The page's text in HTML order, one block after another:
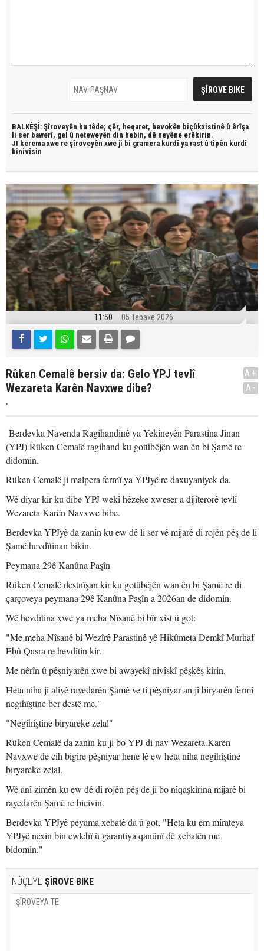
BALKÊŞÎ: Şîroveyên ku têde; çêr, heqaret, hevokên biçûkxistinê û êrîşa
li ser bawerî, gel û neteweyên din hebin, dê neyêne erêkirin.
JI kerema xwe re şîroveyên xwe jî bi gramera kurdî ya rast û tîpên kurdî
binivîsin
11:50 05 Tebaxe 2026
Rûken Cemalê bersiv da: Gelo YPJ tevlî
Wezareta Karên Navxwe dibe?
.
A+
A-
Berdevka Navenda Ragihandinê ya Yekîneyên Parastina Jinan
(YPJ) Rûken Cemalê ragihand ku gotûbêjên wan ên bi Şamê re
didomin.
Rûken Cemalê ji malpera fermî ya YPJyê re daxuyaniyek da.
Wê diyar kir ku dibe YPJ wekî hêzeke xweser a dijîterorê tevlî
Wezareta Karên Navxwe bibe.
Berdevka YPJyê da zanîn ku ew dê li ser vê mijarê di rojên pêş de li
Şamê hevdîtinan bikin.
Peymana 29ê Kanûna Paşîn
Rûken Cemalê destnîşan kir ku gotûbêjên wan ên bi Şamê re di
çarçoveya peymana 29ê Kanûna Paşîn a 2026an de didomin.
Wê hevdîtina xwe ya meha Nîsanê bi bîr xist û got:
"Me meha Nîsanê bi Wezîrê Parastinê yê Hikûmeta Demkî Murhaf
Ebû Qasra re hevdîtin kir.
Me nêrîn û pêşniyarên xwe bi awayekî nivîskî pêşkêş kirin.
Heta niha ji aliyê rayedarên Şamê ve ti pêşniyar an jî biryarên fermî
negihîştine ber destê me."
"Negihîştine biryareke zelal"
Rûken Cemalê da zanîn ku ji bo YPJ di nav Wezareta Karên
Navxwe de cih bigire pêşniyar hene lê ew heta niha negihîştine
biryareke zelal.
Wê anî zimên ku ew dê di rojên pêş de ji bo nîqaşkirina mijarê bi
rayedarên Şamê re bicivin.
Berdevka YPJyê peyama xebatê da û got, "Heta ku em mîrateya
YPJyê nexin bin ewlehî û garantiya qanûnî dê xebatên me
bidomin."
NÛÇEYE ŞÎROVE BIKE